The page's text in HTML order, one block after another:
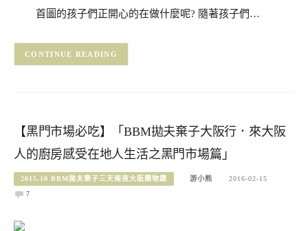
首圖的孩子們正開心的在做什麼呢? 隨著孩子們…
CONTINUE READING
【黑門市場必吃】「BBM拋夫棄子大阪行．來大阪
人的廚房感受在地人生活之黑門市場篇」
2015.10 BBM拋夫棄子三天兩夜大阪購物趣 游小熊
2016-02-15
7